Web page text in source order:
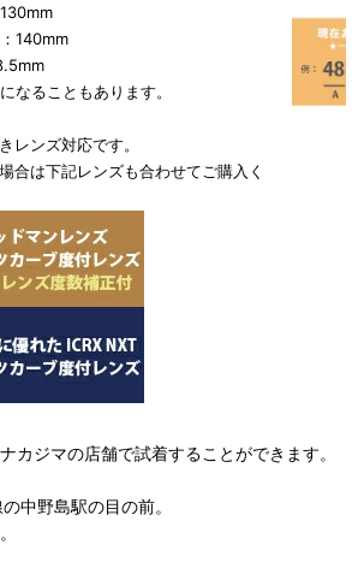
140mm
なることもあります。
レンズ対応です。
合は下記レンズも合わせてご購入く
カジマの店舗で試着することができます。
中野島駅の目の前。